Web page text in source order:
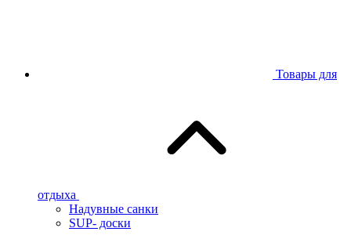
Товары для
отдыха
Надувные санки
SUP- доски